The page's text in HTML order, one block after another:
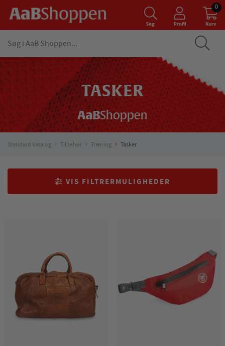
Søg Profil Kurv
0
TASKER
Standard katalog Tilbehør Træning Tasker
VIS FILTRERMULIGHEDER